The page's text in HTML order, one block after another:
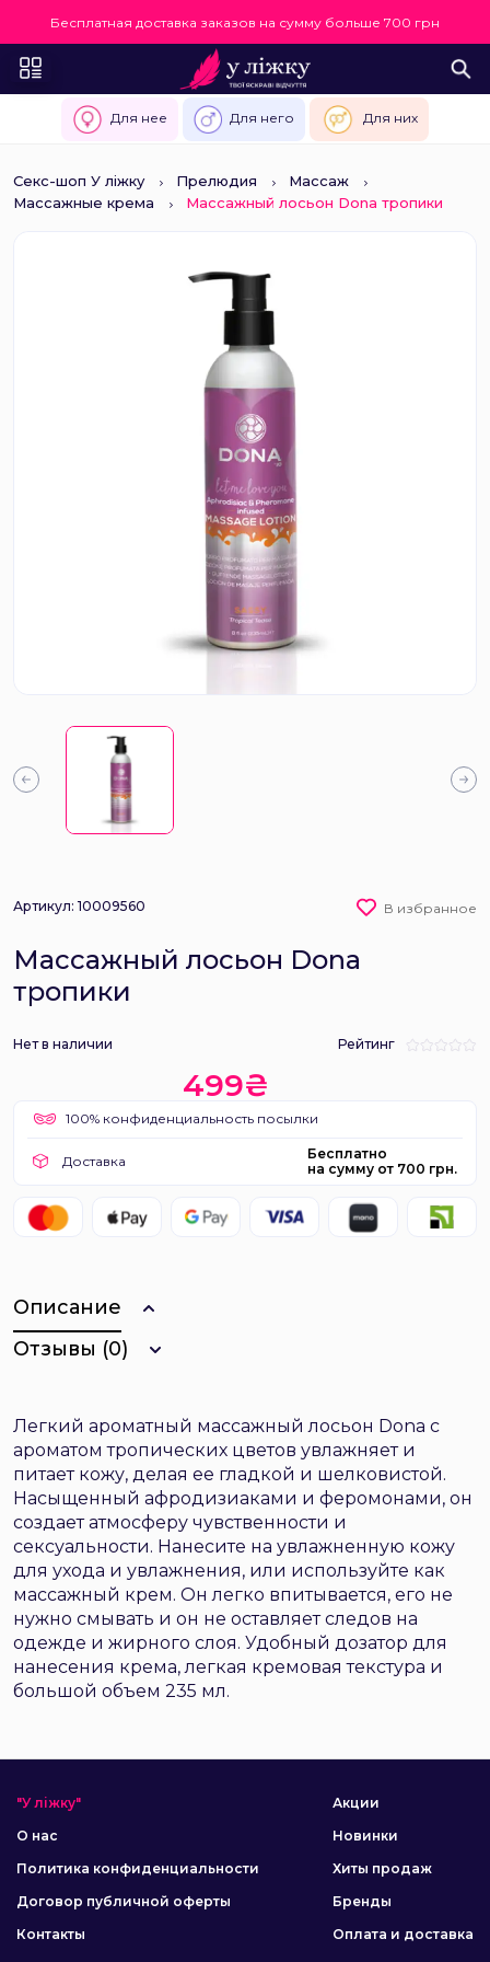
Бесплатная доставка заказов на сумму больше 700 грн
Для нее Для него Для них
Секс-шоп У ліжку Прелюдия
Массаж
Массажные крема
Массажный лосьон Dona тропики
Артикул: 10009560 В избранное
Массажный лосьон Dona
тропики
Нет в наличии Рейтинг
499₴
100% конфиденциальность посылки
Доставка
Бесплатно
на сумму от 700 грн.
Описание
Отзывы (0)
Легкий ароматный массажный лосьон Dona с
ароматом тропических цветов увлажняет и
питает кожу, делая ее гладкой и шелковистой.
Насыщенный афродизиаками и феромонами, он
создает атмосферу чувственности и
сексуальности. Нанесите на увлажненную кожу
для ухода и увлажнения, или используйте как
массажный крем. Он легко впитывается, его не
нужно смывать и он не оставляет следов на
одежде и жирного слоя. Удобный дозатор для
нанесения крема, легкая кремовая текстура и
большой объем 235 мл.
"У ліжку"
О нас
Политика конфиденциальности
Договор публичной оферты
Контакты
Акции
Новинки
Хиты продаж
Бренды
Оплата и доставка